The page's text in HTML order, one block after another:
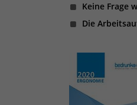
Keine Frage
Die